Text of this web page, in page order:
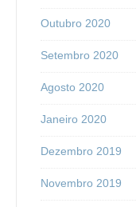
Outubro 2020
Setembro 2020
Agosto 2020
Janeiro 2020
Dezembro 2019
Novembro 2019